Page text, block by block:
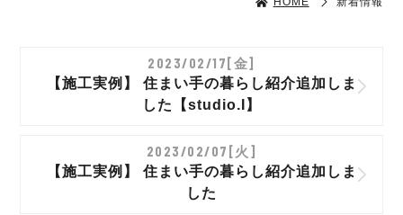
2023/02/17[金]
【施工実例】 住まい手の暮らし紹介追加しま
した【studio.I】
2023/02/07[火]
【施工実例】 住まい手の暮らし紹介追加しま
した